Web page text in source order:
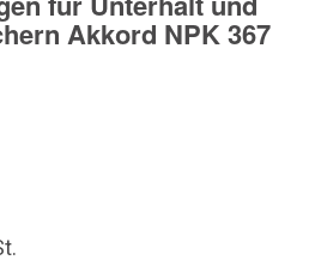
Akkord NPK 367